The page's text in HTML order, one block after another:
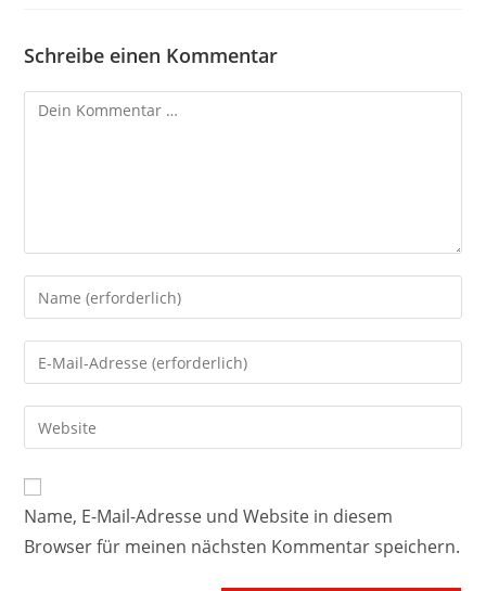
Schreibe einen Kommentar
Name, E-Mail-Adresse und Website in diesem
Browser für meinen nächsten Kommentar speichern.